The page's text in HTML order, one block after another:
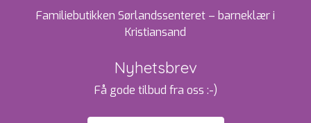
Familiebutikken Sørlandssenteret – barneklær i
Kristiansand
Nyhetsbrev
Få gode tilbud fra oss :-)